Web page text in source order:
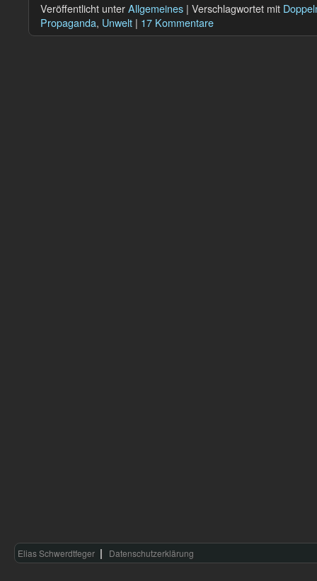
Veröffentlicht unterAllgemeines | Verschlagwortet mit
Propaganda, Unwelt | 17 Kommentare
Elias Schwerdtfeger Datenschutzerklärung